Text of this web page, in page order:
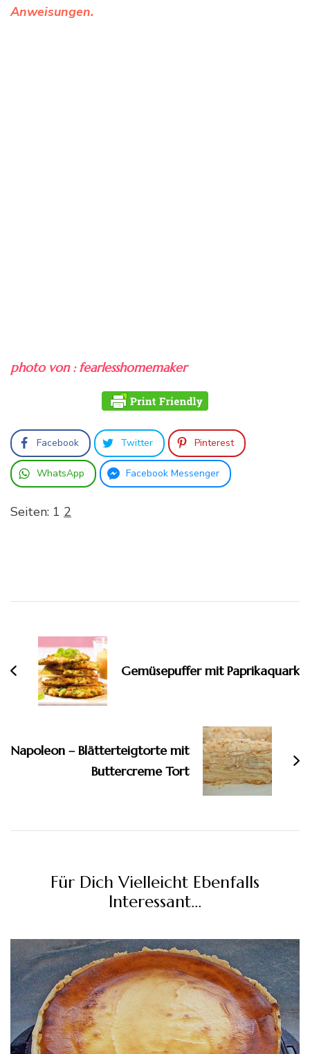
Anweisungen.
photo von : fearlesshomemaker
Facebook Twitter Pinterest
WhatsApp Facebook Messenger
Seiten: 1 2
Gemüsepuffer mit Paprikaquark
Napoleon – Blätterteigtorte mit
Buttercreme Tort
Für Dich Vielleicht Ebenfalls
Interessant...